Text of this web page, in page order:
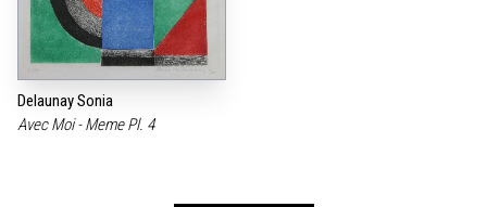
Delaunay Sonia
Avec Moi - Meme Pl. 4